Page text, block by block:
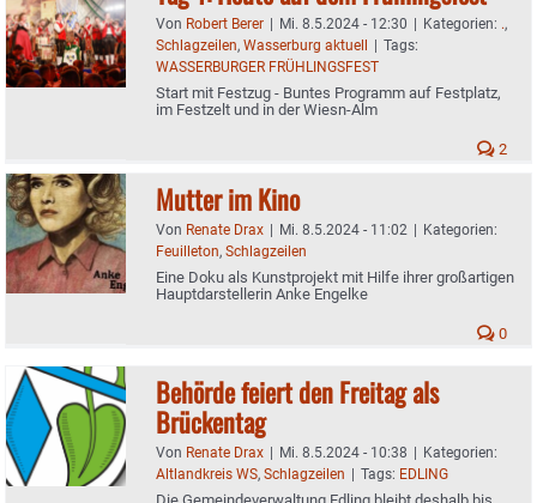
Von Robert Berer | Mi. 8.5.2024 - 12:30 | Kategorien: .,
Schlagzeilen, Wasserburg aktuell | Tags:
WASSERBURGER FRÜHLINGSFEST
Start mit Festzug - Buntes Programm auf Festplatz,
im Festzelt und in der Wiesn-Alm
2
Mutter im Kino
Von Renate Drax | Mi. 8.5.2024 - 11:02 | Kategorien:
Feuilleton, Schlagzeilen
Eine Doku als Kunstprojekt mit Hilfe ihrer großartigen
Hauptdarstellerin Anke Engelke
0
Behörde feiert den Freitag als
Brückentag
Von Renate Drax | Mi. 8.5.2024 - 10:38 | Kategorien:
Altlandkreis WS, Schlagzeilen | Tags: EDLING